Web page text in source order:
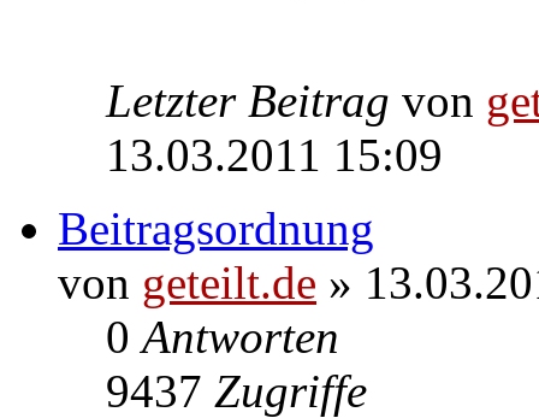
Letzter Beitrag von
13.03.2011 15:09
Beitragsordnung
von geteilt.de »
0Antworten
9437 Zugriffe